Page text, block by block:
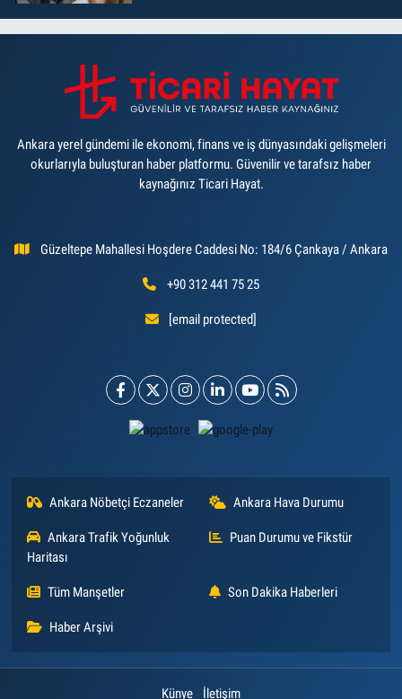
Ankara yerel gündemi ile ekonomi, finans ve iş dünyasındaki gelişmeleri
okurlarıyla buluşturan haber platformu. Güvenilir ve tarafsız haber
kaynağınız Ticari Hayat.
Güzeltepe Mahallesi Hoşdere Caddesi No: 184/6 Çankaya / Ankara
+90 312 441 75 25
[email protected]
Ankara Nöbetçi Eczaneler Ankara Hava Durumu
Ankara Trafik Yoğunluk
Haritası
Puan Durumu ve Fikstür
Tüm Manşetler Son Dakika Haberleri
Haber Arşivi
Künye İletişim